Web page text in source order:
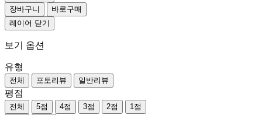
장바구니
바로구매
레이어 닫기
보기 옵션
유형
전체 포토리뷰 일반리뷰
평점
전체 5점 4점 3점 2점
1점